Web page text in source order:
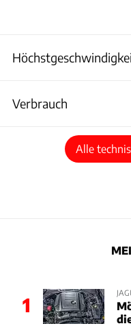
Verbrauch
Alle
1